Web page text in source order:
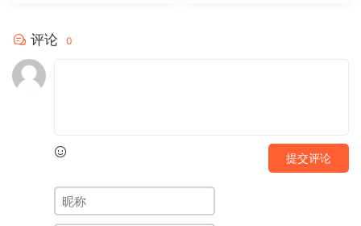
评论 0
提交评论